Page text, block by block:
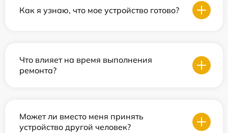
Как я узнаю, что мое устройство готово?
Что влияет на время выполнения
ремонта?
Может ли вместо меня принять
устройство другой человек?